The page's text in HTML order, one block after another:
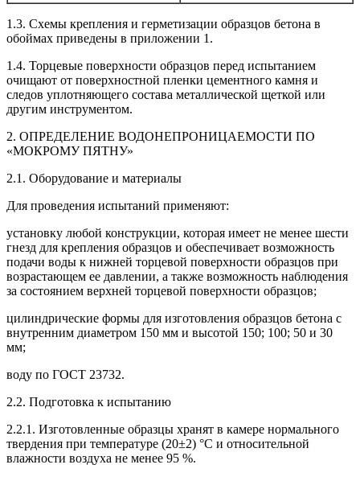
1.3. Схемы крепления и герметизации образцов бетона в
обоймах приведены в приложении 1.
1.4. Торцевые поверхности образцов перед испытанием
очищают от поверхностной пленки цементного камня и
следов уплотняющего состава металлической щеткой или
другим инструментом.
2. ОПРЕДЕЛЕНИЕ ВОДОНЕПРОНИЦАЕМОСТИ ПО
«МОКРОМУ ПЯТНУ»
2.1. Оборудование и материалы
Для проведения испытаний применяют:
установку любой конструкции, которая имеет не менее шести
гнезд для крепления образцов и обеспечивает возможность
подачи воды к нижней торцевой поверхности образцов при
возрастающем ее давлении, а также возможность наблюдения
за состоянием верхней торцевой поверхности образцов;
цилиндрические формы для изготовления образцов бетона с
внутренним диаметром 150 мм и высотой 150; 100; 50 и 30
мм;
воду по ГОСТ 23732.
2.2. Подготовка к испытанию
2.2.1. Изготовленные образцы хранят в камере нормального
твердения при температуре (20±2) °С и относительной
влажности воздуха не менее 95 %.